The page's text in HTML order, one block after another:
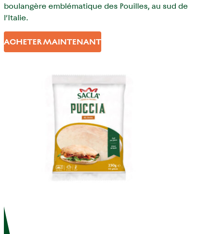
boulangère emblématique des Pouilles, au sud de
l’Italie.
ACHETER MAINTENANT